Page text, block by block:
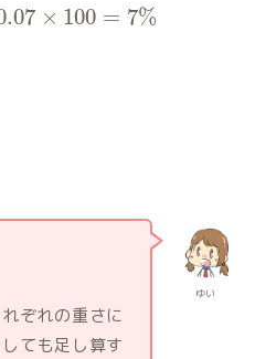
× 100 = 7%
ゆい
ぞれの重さに
ても足し算す